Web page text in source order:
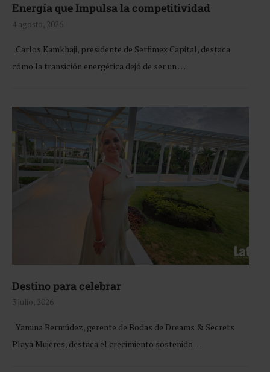
Energía que Impulsa la competitividad
4 agosto, 2026
Carlos Kamkhaji, presidente de Serfimex Capital, destaca
cómo la transición energética dejó de ser un …
Destino para celebrar
3 julio, 2026
Yamina Bermúdez, gerente de Bodas de Dreams & Secrets
Playa Mujeres, destaca el crecimiento sostenido …